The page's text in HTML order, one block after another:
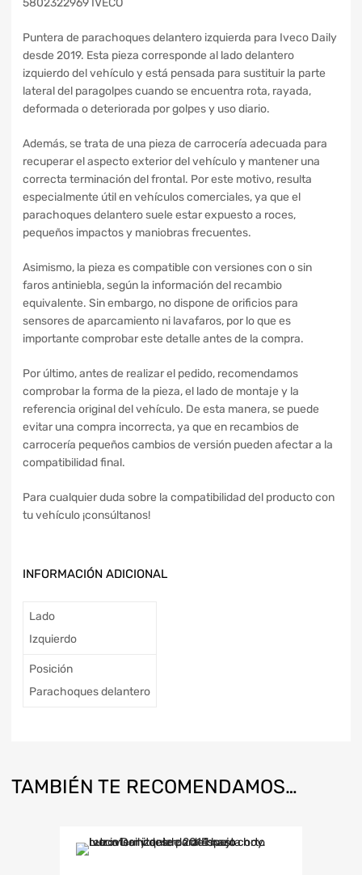
Puntera de parachoques delantero izquierda para Iveco Daily
desde 2019. Esta pieza corresponde al lado delantero
izquierdo del vehículo y está pensada para sustituir la parte
lateral del paragolpes cuando se encuentra rota, rayada,
deformada o deteriorada por golpes y uso diario.
Además, se trata de una pieza de carrocería adecuada para
recuperar el aspecto exterior del vehículo y mantener una
correcta terminación del frontal. Por este motivo, resulta
especialmente útil en vehículos comerciales, ya que el
parachoques delantero suele estar expuesto a roces,
pequeños impactos y maniobras frecuentes.
Asimismo, la pieza es compatible con versiones con o sin
faros antiniebla, según la información del recambio
equivalente. Sin embargo, no dispone de orificios para
sensores de aparcamiento ni lavafaros, por lo que es
importante comprobar este detalle antes de la compra.
Por último, antes de realizar el pedido, recomendamos
comprobar la forma de la pieza, el lado de montaje y la
referencia original del vehículo. De esta manera, se puede
evitar una compra incorrecta, ya que en recambios de
carrocería pequeños cambios de versión pueden afectar a la
compatibilidad final.
Para cualquier duda sobre la compatibilidad del producto con
tu vehículo ¡consúltanos!
INFORMACIÓN ADICIONAL
Lado
Izquierdo
Posición
Parachoques delantero
TAMBIÉN TE RECOMENDAMOS…